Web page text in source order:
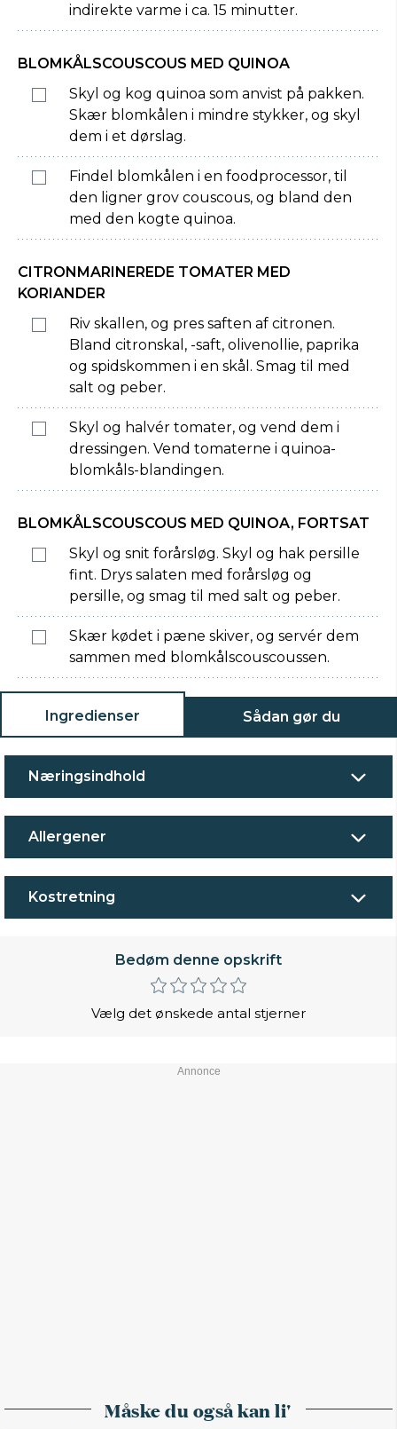
indirekte varme i ca. 15 minutter.
BLOMKÅLSCOUSCOUS MED QUINOA
Skyl og kog quinoa som anvist på pakken.
Skær blomkålen i mindre stykker, og skyl
dem i et dørslag.
Findel blomkålen i en foodprocessor, til
den ligner grov couscous, og bland den
med den kogte quinoa.
CITRONMARINEREDE TOMATER MED
KORIANDER
Riv skallen, og pres saften af citronen.
Bland citronskal, -saft, olivenollie, paprika
og spidskommen i en skål. Smag til med
salt og peber.
Skyl og halvér tomater, og vend dem i
dressingen. Vend tomaterne i quinoa-
blomkåls-blandingen.
BLOMKÅLSCOUSCOUS MED QUINOA, FORTSAT
Skyl og snit forårsløg. Skyl og hak persille
fint. Drys salaten med forårsløg og
persille, og smag til med salt og peber.
Skær kødet i pæne skiver, og servér dem
sammen med blomkålscouscoussen.
Ingredienser Sådan gør du
Næringsindhold
Allergener
Kostretning
Bedøm denne opskrift
Vælg det ønskede antal stjerner
Måske du også kan li'